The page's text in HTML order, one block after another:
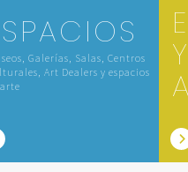
Galerías, Salas, Centros
Art Dealers y espacios
Y